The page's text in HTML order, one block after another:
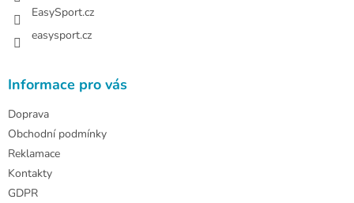
EasySport.cz
easysport.cz
Informace pro vás
Doprava
Obchodní podmínky
Reklamace
Kontakty
GDPR